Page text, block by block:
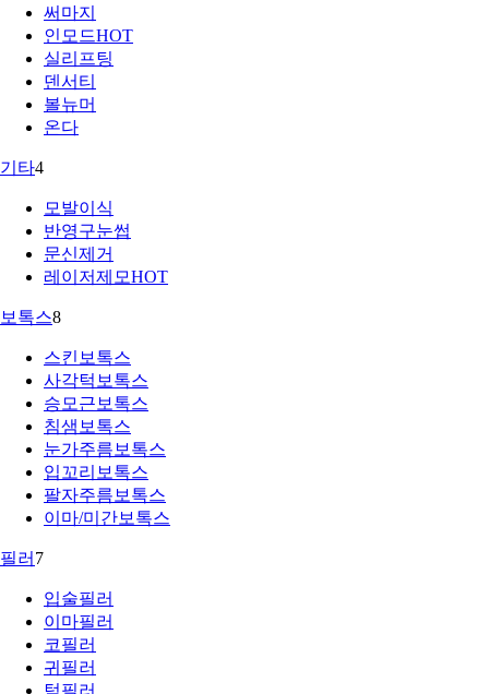
써마지
인모드HOT
실리프팅
덴서티
볼뉴머
온다
기타4
모발이식
반영구눈썹
문신제거
레이저제모HOT
보톡스8
스킨보톡스
사각턱보톡스
승모근보톡스
침샘보톡스
눈가주름보톡스
입꼬리보톡스
팔자주름보톡스
이마/미간보톡스
필러 7
입술필러
이마필러
코필러
귀필러
턱필러